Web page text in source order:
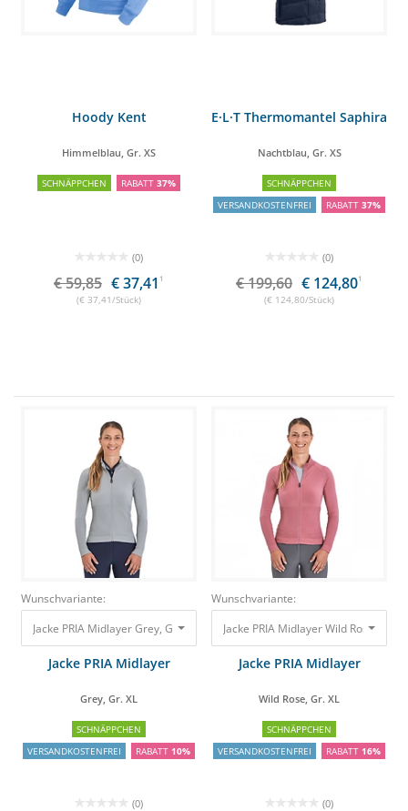
Hoody Kent
Himmelblau, Gr. XS
SCHNÄPPCHEN RABATT 37%
(0)
€ 59,85 € 37,41 1
(€ 37,41/Stück)
E·L·T Thermomantel Saphira
Nachtblau, Gr. XS
SCHNÄPPCHEN
VERSANDKOSTENFREI
RABATT 37%
(0)
€ 199,60 € 124,801
(€ 124,80/Stück)
Wunschvariante:
Jacke PRIA Midlayer Grey, Gr. XL
79,00 €71,10 €
Jacke PRIA Midlayer
Grey, Gr. XL
SCHNÄPPCHEN
VERSANDKOSTENFREI
RABATT 10%
(0)
Wunschvariante:
Jacke PRIA Midlayer Wild Rose, Gr.
Jacke PRIA Midlayer
Wild Rose, Gr. XL
SCHNÄPPCHEN
VERSANDKOSTENFREI
RABATT 16%
(0)